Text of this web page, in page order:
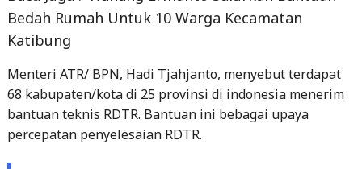
Bedah Rumah Untuk 10 Warga Kecamatan
Katibung
Menteri ATR/ BPN, Hadi Tjahjanto, menyebut terdapat
68 kabupaten/kota di 25 provinsi di indonesia menerim
bantuan teknis RDTR. Bantuan ini bebagai upaya
percepatan penyelesaian RDTR.